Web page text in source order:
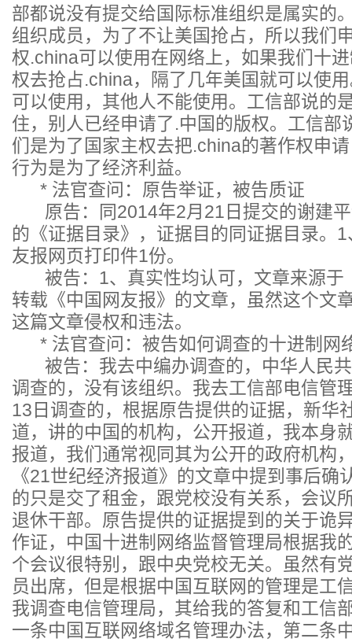
部都说没有提交给国际标准组织是属实的
组织成员，为了不让美国抢占，所以我们
权.china可以使用在网络上，如果我们十
权去抢占.china，隔了几年美国就可以使
可以使用，其他人不能使用。工信部说的
住，别人已经申请了.中国的版权。工信部
们是为了国家主权去把.china的著作权申
行为是为了经济利益。
* 法官查问：原告举证，被告质证
原告：同2014年2月21日提交的谢建平
的《证据目录》，证据目的同证据目录。
友报网页打印件1份。
被告：1、真实性均认可，文章来源于
转载《中国网友报》的文章，虽然这个文
这篇文章侵权和违法。
* 法官查问：被告如何调查的十进制网
被告：我去中编办调查的，中华人民共
调查的，没有该组织。我去工信部电信管
13日调查的，根据原告提供的证据，新华
道，讲的中国的机构，公开报道，我本身
报道，我们通常视同其为公开的政府机构
《21世纪经济报道》的文章中提到事后确
的只是交了租金，跟党校没有关系，会议
退休干部。原告提供的证据提到的关于诡
作证，中国十进制网络监督管理局根据我
个会议很特别，跟中央党校无关。虽然有
员出席，但是根据中国互联网的管理是工
我调查电信管理局，其给我的答复和工信
一条中国互联网络域名管理办法，第二条